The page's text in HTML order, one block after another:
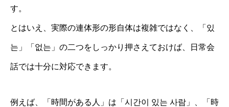
す。
とはいえ、実際の連体形の形自体は複雑ではなく、「있
는」「없는」の二つをしっかり押さえておけば、日常会
話では十分に対応できます。
例えば、「時間がある人」は「시간이 있는 사람」、「時